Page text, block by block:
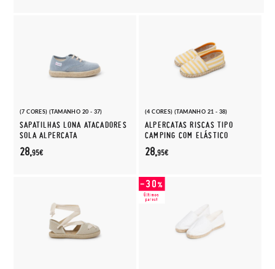
(7 CORES) (TAMANHO 20 - 37)
SAPATILHAS LONA ATACADORES
SOLA ALPERCATA
28,95€
(4 CORES) (TAMANHO 21 - 38)
ALPERCATAS RISCAS TIPO
CAMPING COM ELÁSTICO
28,95€